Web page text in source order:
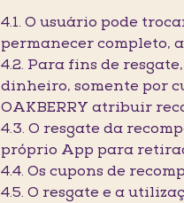
4.1. O usuário pode
permanecer completo,
4.2. Para fins de
dinheiro, somente por
OAKBERRY atribuir
4.3. O resgate da
próprio App para
4.4. Os cupons de
4.5. O resgate e a